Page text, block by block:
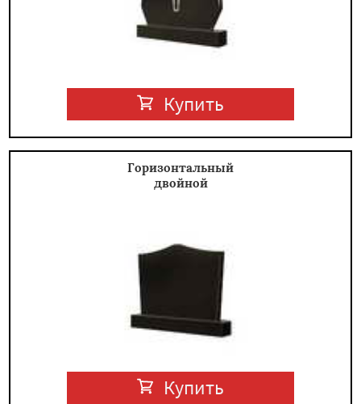
Купить
Горизонтальный
двойной
Купить